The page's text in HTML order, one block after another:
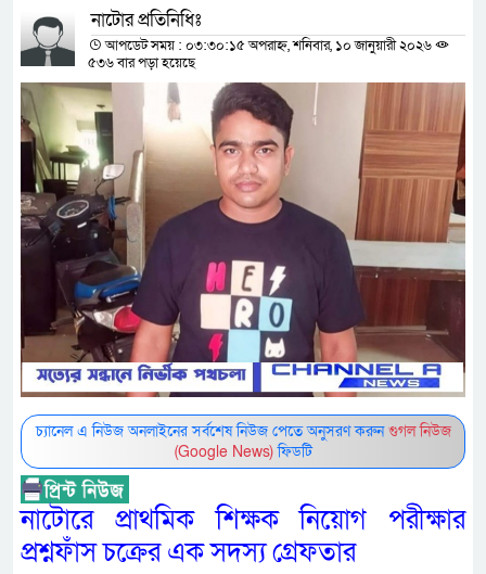
নাটোর প্রতিনিধিঃ
আপডেট সময় : ০৩:৩০:১৫ অপরাহ্ন, শনিবার, ১০ জানুয়ারী ২০২৬
৫৩৬ বার পড়া হয়েছে
চ্যানেল এ নিউজ অনলাইনের সর্বশেষ নিউজ পেতে অনুসরণ করুনগুগল নিউজ
(Google News)ফিডটি
নাটোরে প্রাথমিক শিক্ষক নিয়োগ পরীক্ষার
প্রশ্নফাঁস চক্রের এক সদস্য গ্রেফতার